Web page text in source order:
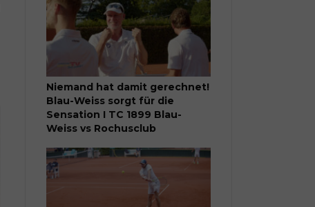
Niemand hat damit gerechnet!
Blau-Weiss sorgt für die
Sensation I TC 1899 Blau-
Weiss vs Rochusclub